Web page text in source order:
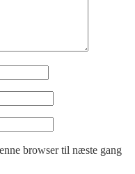
browser til næste gang